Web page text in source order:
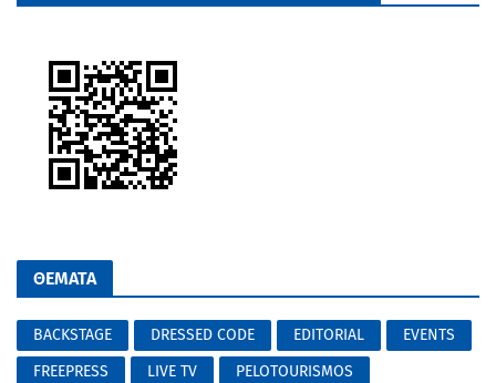
ΘΕΜΑΤΑ
BACKSTAGE DRESSED CODE EDITORIAL
EVENTS
FREEPRESS
LIVE TV
PELOTOURISMOS